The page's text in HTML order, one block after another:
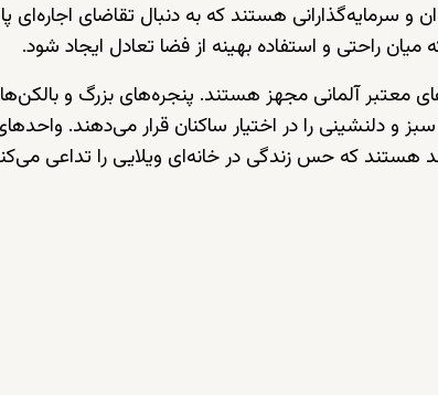
سرمایه‌گذارانی هستند که به دنبال تقاضای اجاره‌ای
راحتی و استفاده بهینه از فضا تعادل ایجاد شود.
معتبر آلمانی مجهز هستند. پنجره‌های بزرگ و
دلنشینی را در اختیار ساکنان قرار می‌دهند.
هستند که حس زندگی در خانه‌ای ویلایی را تداعی